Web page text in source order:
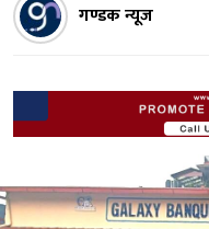
गण्डक न्यूज